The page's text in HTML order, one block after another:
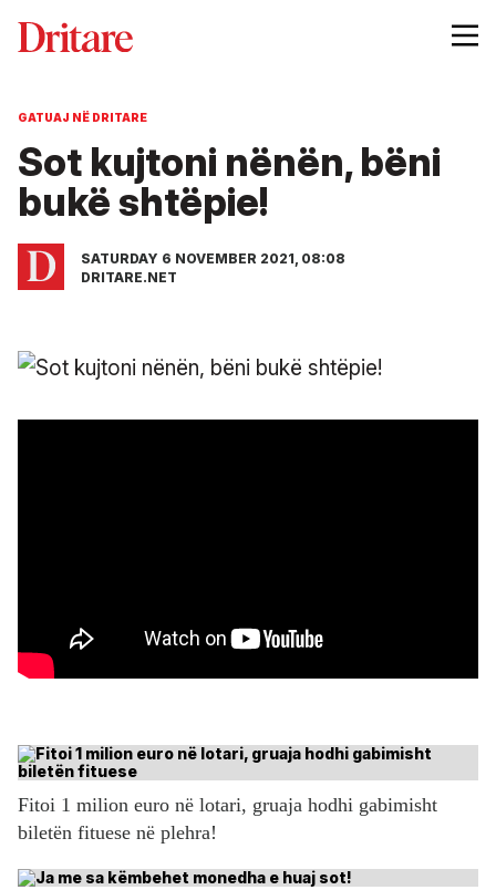
GATUAJ NË DRITARE
Sot kujtoni nënën, bëni
bukë shtëpie!
SATURDAY 6 NOVEMBER 2021, 08:08
DRITARE.NET
Fitoi 1 milion euro në lotari, gruaja hodhi gabimisht
biletën fituese në plehra!